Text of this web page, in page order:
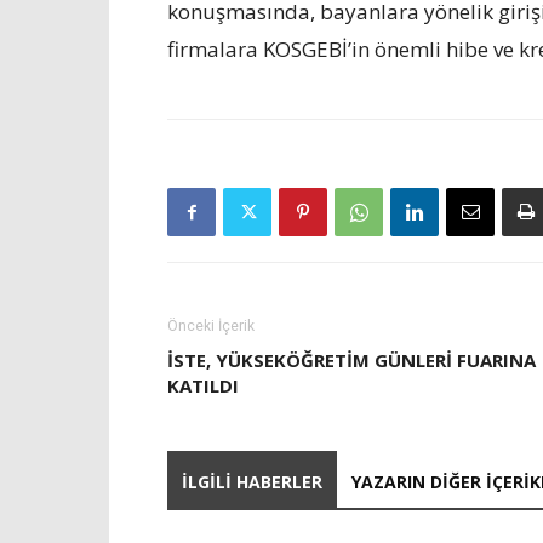
konuşmasında, bayanlara yönelik
firmalara KOSGEBİ’in önemli hibe ve
Önceki İçerik
İSTE, YÜKSEKÖĞRETIM GÜNLERI FUARINA
KATILDI
İLGILI HABERLER YAZARIN DIĞER